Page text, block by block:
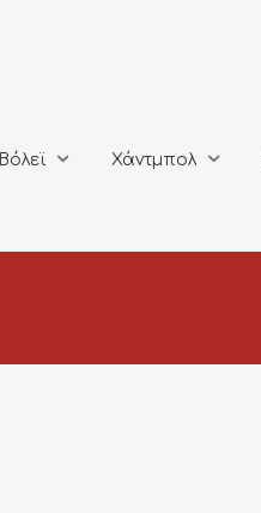
Βόλεϊ Χάντμπολ